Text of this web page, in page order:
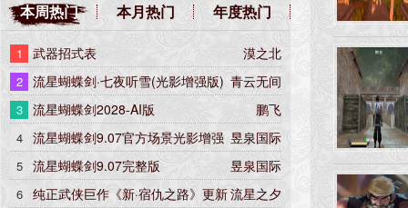
问题 4、集成简体中文、繁体中
文安装 安装程序非昱泉国际制
作，为流星资源网打包，无任何
修改。 此版本等同于：1.00.3完
整版 + 1.07.16升级补丁 + 9.07.
16升级补丁。
本周热门 本月热门 年度热门
1 漠之北
武器招式表
2 青云无间
流星蝴蝶剑·七夜听雪(光影增强版)
3 鹏飞
流星蝴蝶剑2028-AI版
4 昱泉国际
流星蝴蝶剑9.07官方场景光影增强
版
5 昱泉国际
流星蝴蝶剑9.07完整版
6 流星之夕
纯正武侠巨作《新·宿仇之路》更新